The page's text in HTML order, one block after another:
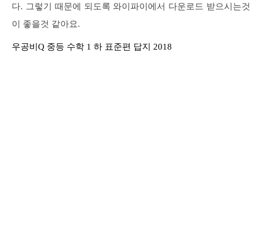
다. 그렇기 때문에 되도록 와이파이에서 다운로드 받으시는것
이 좋을것 같아요.
우공비Q 중등 수학 1 하 표준편 답지 2018